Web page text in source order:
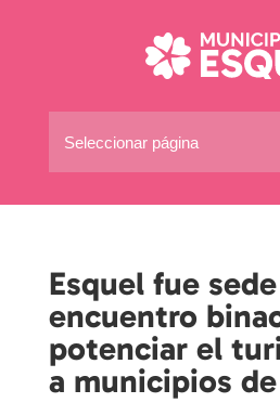
Seleccionar página
Esquel fue
encuentro
potenciar el
a municipios